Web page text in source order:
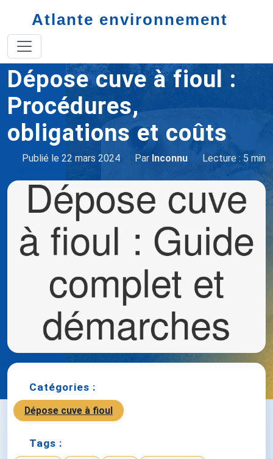
Atlante environnement
Accueil
Dépose cuve à fioul :
Procédures,
obligations et coûts
Publié le 22 mars 2024 Par Inconnu Lecture : 5 min
Catégories :
Dépose cuve à fioul
Tags :